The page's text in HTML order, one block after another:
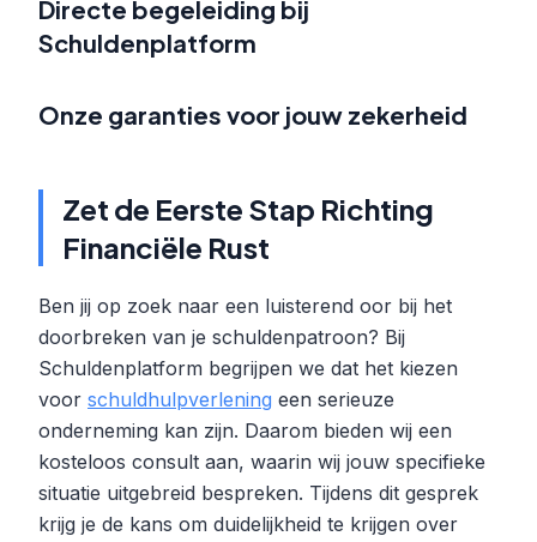
Directe begeleiding bij
Schuldenplatform
Onze garanties voor jouw zekerheid
Zet de Eerste Stap Richting
Financiële Rust
Ben jij op zoek naar een luisterend oor bij het
doorbreken van je schuldenpatroon? Bij
Schuldenplatform begrijpen we dat het kiezen
voor schuldhulpverlening een serieuze
onderneming kan zijn. Daarom bieden wij een
kosteloos consult aan, waarin wij jouw specifieke
situatie uitgebreid bespreken. Tijdens dit gesprek
krijg je de kans om duidelijkheid te krijgen over